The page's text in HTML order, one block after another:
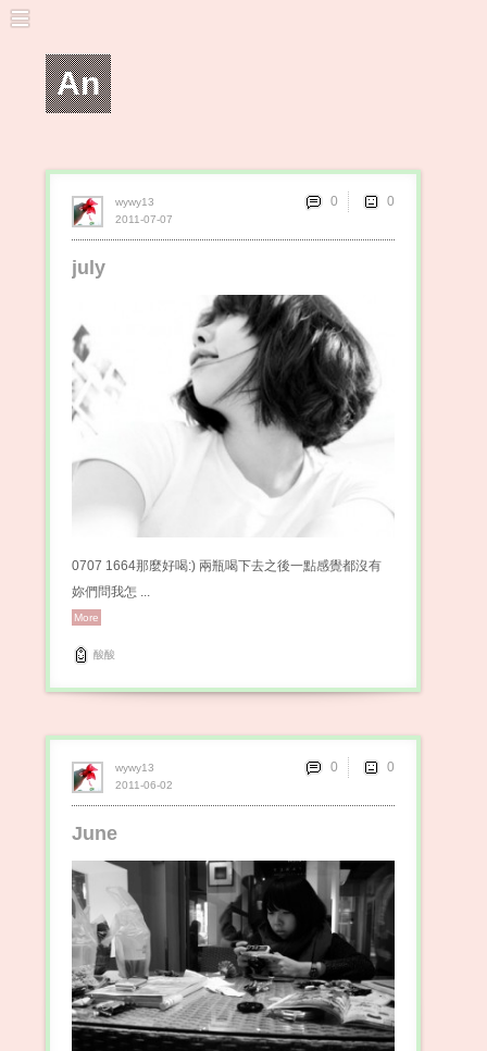
An
july
0707 1664那麼好喝:) 兩瓶喝下去之後一點感覺都沒有
妳們問我怎 ...
More
酸酸
2011-07-07
wywy13 0
June
2011-06-02
wywy13 0